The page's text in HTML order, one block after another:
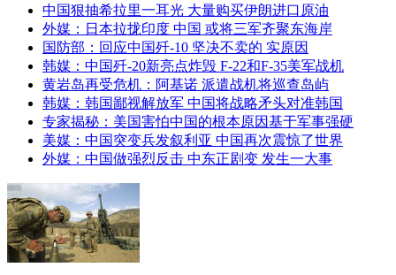
中国狠抽希拉里一耳光 大量购买伊朗进口原油
外媒：日本拉拢印度 中国 或将三军齐聚东海岸
国防部：回应中国歼-10 坚决不卖的 实原因
韩媒：中国歼-20新亮点炸毁 F-22和F-35美军战机
黄岩岛再受危机：阿基诺 派遣战机将巡查岛屿
韩媒：韩国鄙视解放军 中国将战略矛头对准韩国
专家揭秘：美国害怕中国的根本原因基于军事强硬
美媒：中国突变兵发叙利亚 中国再次震惊了世界
外媒：中国做强烈反击 中东正剧变 发生一大事